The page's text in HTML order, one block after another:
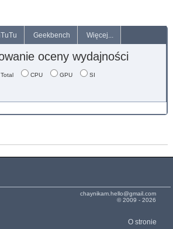
Geekbench Więcej...
oceny wydajności
Total CPU GPU SI
chaynikam.hello@gmail.com
© 2009 - 2026
O stronie